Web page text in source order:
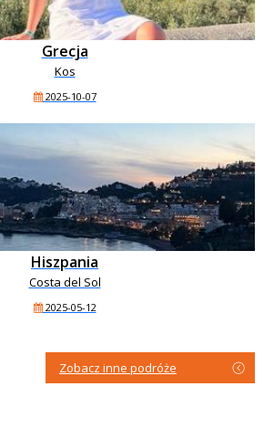
Grecja
Kos
2025-10-07
Hiszpania
Costa del Sol
2025-05-12
Zobacz inne podróże